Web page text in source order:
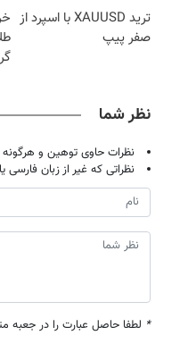
ترید XAUUSD با اسپرد از
صفر پیپ
نظر شما
نظرات حاوی توهین و
نظراتی که غیر از زبان
* لطفا حاصل عبارت را در جعبه